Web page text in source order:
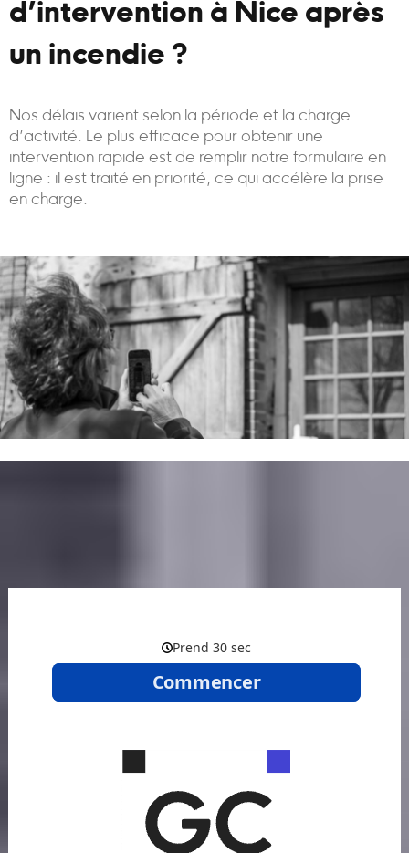
d’intervention à Nice après
un incendie ?
Nos délais varient selon la période et la charge
d’activité. Le plus efficace pour obtenir une
intervention rapide est de remplir notre formulaire en
ligne : il est traité en priorité, ce qui accélère la prise
en charge.